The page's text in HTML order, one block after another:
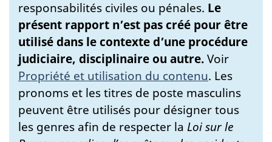
responsabilités civiles ou pénales. Le
présent rapport n’est pas créé pour être
utilisé dans le contexte d’une procédure
judiciaire, disciplinaire ou autre.Voir
Propriété et utilisation du contenu. Les
pronoms et les titres de poste masculins
peuvent être utilisés pour désigner tous
les genres afin de respecter la Loi sur le